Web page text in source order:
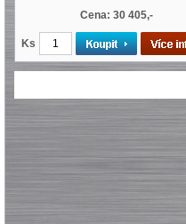
Cena: 30 405,-
Ks